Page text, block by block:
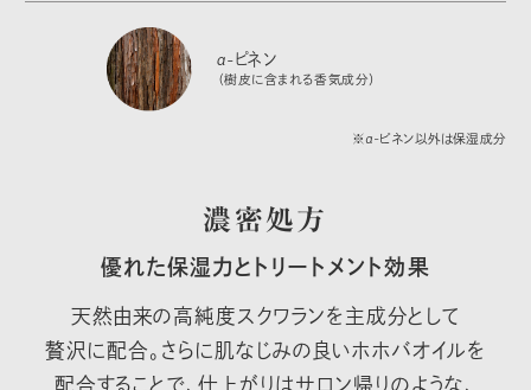
α-ピネン
（樹皮に含まれる香気成分）
※α-ピネン以外は保湿成分
濃密処方
優れた保湿力とトリートメント効果
天然由来の高純度スクワランを主成分として
贅沢に配合。さらに肌なじみの良いホホバオイルを
配合することで、仕上がりはサロン帰りのような、